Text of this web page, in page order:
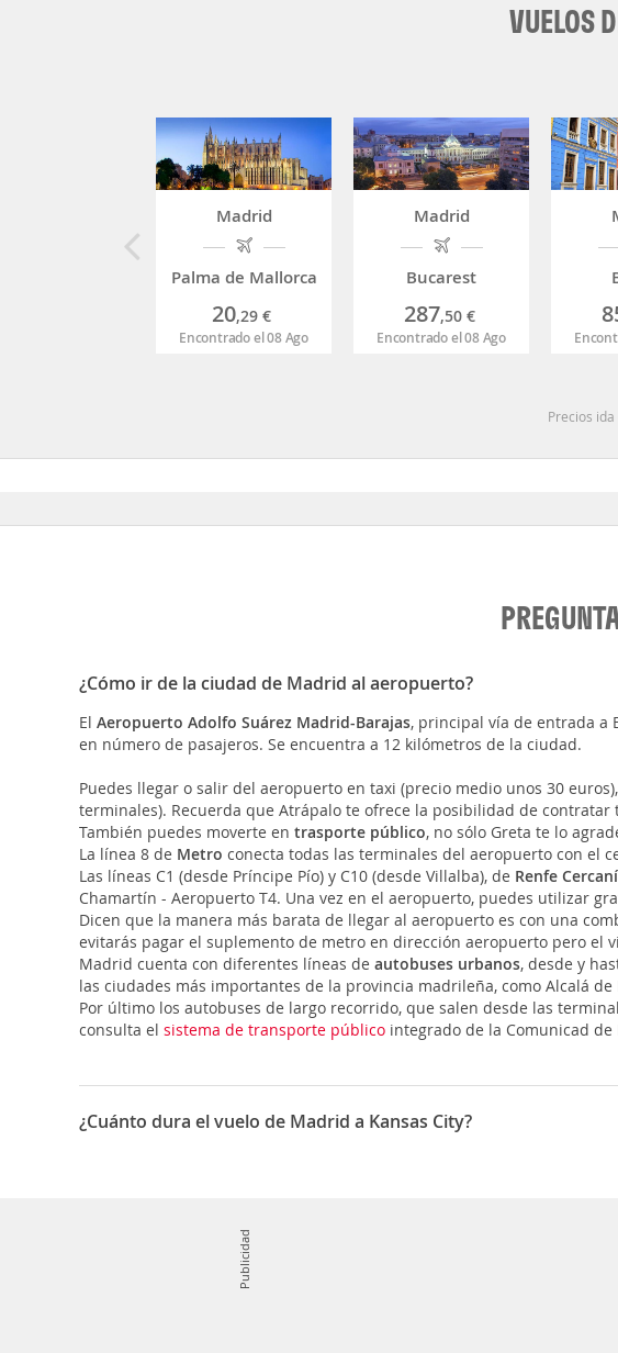
VUELOS
Madrid
Palma de Mallorca
20,29 €
Encontrado el 08 Ago
Madrid
Bucarest
287,50 €
Encontrado el 08 Ago
Precios
¿Cómo ir de la ciudad de Madrid al aeropuerto?
El Aeropuerto Adolfo Suárez Madrid-Barajas, principal vía de entrada a
en número de pasajeros. Se encuentra a 12 kilómetros de la ciudad.
Puedes llegar o salir del aeropuerto en taxi (precio medio unos 30
terminales). Recuerda que Atrápalo te ofrece la posibilidad de
También puedes moverte en trasporte público, no sólo Greta te lo
La línea 8 de Metro conecta todas las terminales del aeropuerto con el
Las líneas C1 (desde Príncipe Pío) y C10 (desde Villalba), de Renfe
Chamartín - Aeropuerto T4. Una vez en el aeropuerto, puedes utilizar
Dicen que la manera más barata de llegar al aeropuerto es con una
evitarás pagar el suplemento de metro en dirección aeropuerto pero el
Madrid cuenta con diferentes líneas de autobuses urbanos, desde y
las ciudades más importantes de la provincia madrileña, como Alcalá de
Por último los autobuses de largo recorrido, que salen desde las
consulta el sistema de transporte público integrado de la Comunicad
¿Cuánto dura el vuelo de Madrid a Kansas City?
Publicidad